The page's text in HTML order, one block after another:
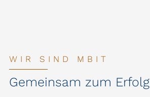
WIR SIND MBIT
Gemeinsam zum Erfolg